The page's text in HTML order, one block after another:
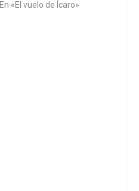
En «El vuelo de Ícaro»